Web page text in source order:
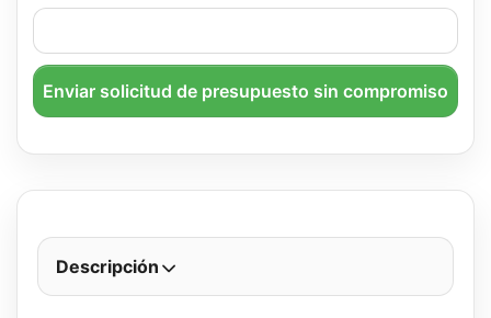
Enviar solicitud de presupuesto sin compromiso
Descripción